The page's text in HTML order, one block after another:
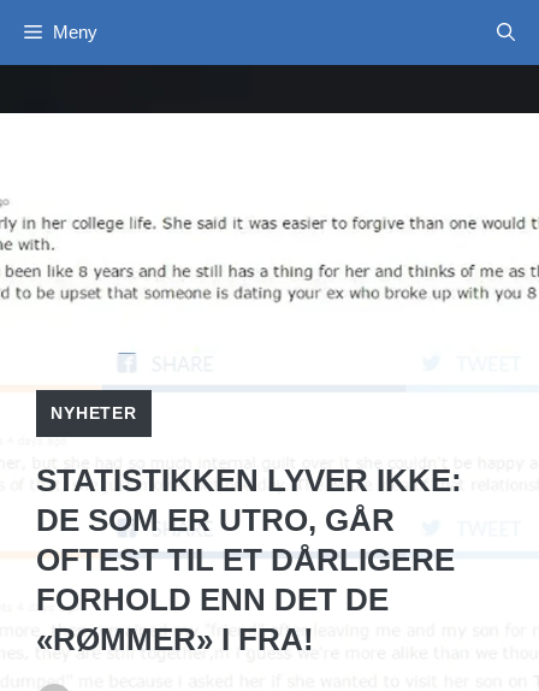
Meny
NYHETER
STATISTIKKEN LYVER IKKE:
DE SOM ER UTRO, GÅR
OFTEST TIL ET DÅRLIGERE
FORHOLD ENN DET DE
«RØMMER» I FRA!